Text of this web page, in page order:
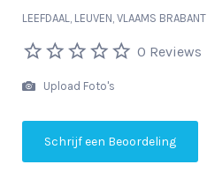
LEEFDAAL, LEUVEN, VLAAMS BRABANT
0 Reviews
Upload Foto's
Schrijf een Beoordeling